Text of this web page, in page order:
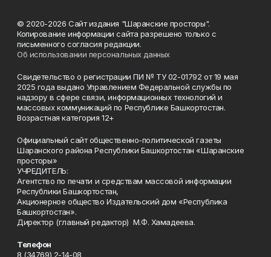
© 2020-2026 Сайт издания "Шаранские просторы".
Копирование информации сайта разрешено только с
письменного согласия редакции.
Об использовании персональных данных
Свидетельство о регистрации ПИ № ТУ 02-01792 от 19 мая
2025 года выдано Управлением Федеральной службы по
надзору в сфере связи, информационных технологий и
массовых коммуникаций по Республике Башкортостан.
Возрастная категория 12+
Официальный сайт общественно-политической газеты
Шаранского района Республики Башкортостан «Шаранские
просторы»
УЧРЕДИТЕЛЬ:
Агентство по печати и средствам массовой информации
Республики Башкортостан,
Акционерное общество Издательский дом «Республика
Башкортостан».
Директор (главный редактор) М.Ф. Хамадеева.
Телефон
8 (34769) 2-14-08